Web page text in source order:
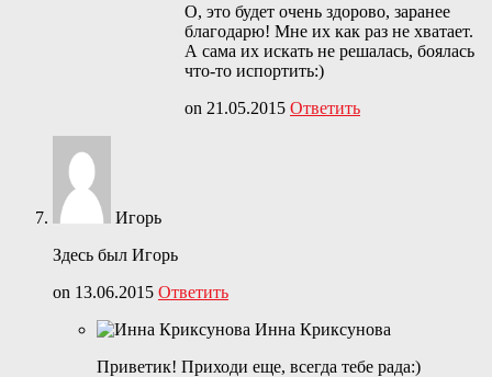
О, это будет очень здорово, заранее
благодарю! Мне их как раз не хватает.
А сама их искать не решалась, боялась
что-то испортить:)
on 21.05.2015 Ответить
Игорь
Здесь был Игорь
on 13.06.2015 Ответить
Инна Криксунова
Приветик! Приходи еще, всегда тебе рада:)